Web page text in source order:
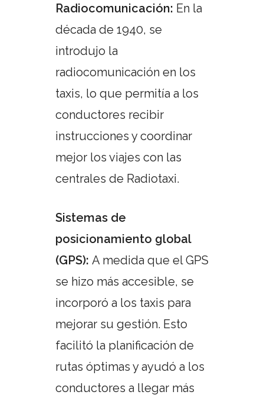
Radiocomunicación: En la
década de 1940, se
introdujo la
radiocomunicación en los
taxis, lo que permitía a los
conductores recibir
instrucciones y coordinar
mejor los viajes con las
centrales de Radiotaxi.
Sistemas de
posicionamiento global
(GPS): A medida que el GPS
se hizo más accesible, se
incorporó a los taxis para
mejorar su gestión. Esto
facilitó la planificación de
rutas óptimas y ayudó a los
conductores a llegar más